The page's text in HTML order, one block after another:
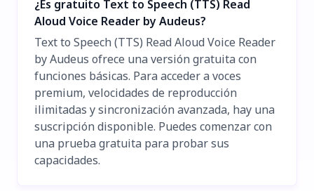
¿Es gratuito Text to Speech (TTS) Read
Aloud Voice Reader by Audeus?
Text to Speech (TTS) Read Aloud Voice Reader
by Audeus ofrece una versión gratuita con
funciones básicas. Para acceder a voces
premium, velocidades de reproducción
ilimitadas y sincronización avanzada, hay una
suscripción disponible. Puedes comenzar con
una prueba gratuita para probar sus
capacidades.